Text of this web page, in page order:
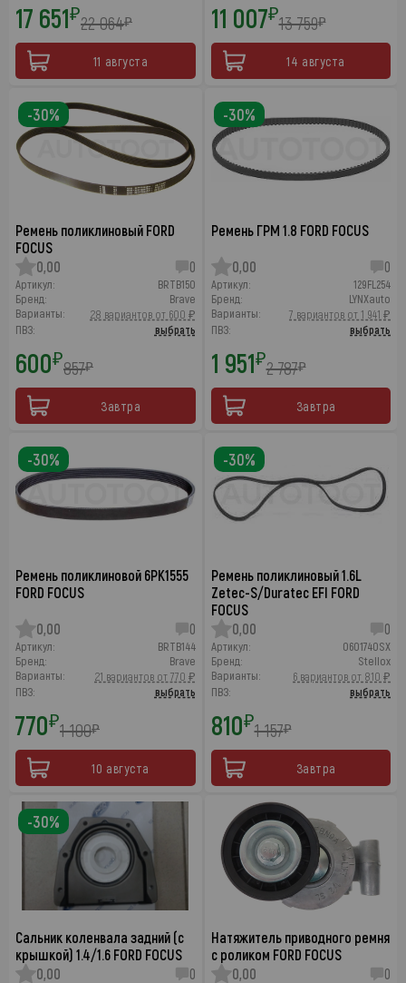
17 651₽22 064₽
11 августа
11 007₽13 759₽
14 августа
Ремень поликлиновый FORD
FOCUS
0,00
0
Артикул:
BRTB150
Бренд:
Brave
Варианты:
28 вариантов от 600 ₽
ПВЗ:
выбрать
600₽857₽
Завтра
-30%
Ремень ГРМ 1.8 FORD FOCUS
0,00 0
Артикул:
129FL254
Бренд:
LYNXauto
Варианты:
7 вариантов от 1 941 ₽
ПВЗ:
выбрать
1 951₽2 787₽
Завтра
-30%
Ремень поликлиновой 6PK1555
FORD FOCUS
0,00 0
Артикул:
BRTB144
Бренд:
Brave
Варианты:
21 вариантов от 770 ₽
ПВЗ:
выбрать
770₽1 100₽
10 августа
-30%
Ремень поликлиновый 1.6L
Zetec-S/Duratec EFI FORD
FOCUS
0,00
0
Артикул:
0601740SX
Бренд:
Stellox
Варианты:
6 вариантов от 810 ₽
ПВЗ:
выбрать
810₽1 157₽
Завтра
-30%
Сальник коленвала задний (с
крышкой) 1.4/1.6 FORD FOCUS
0,00
0
-30%
Натяжитель приводного ремня
с роликом FORD FOCUS
0,00
0